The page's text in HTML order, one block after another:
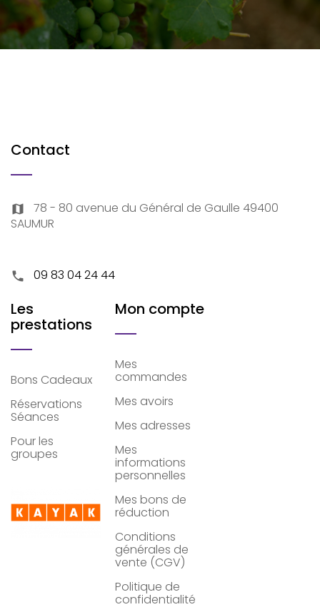
Contact
map
78 - 80 avenue du Général de Gaulle 49400
SAUMUR
phone 09 83 04 24 44
Les
prestations
Bons Cadeaux
Réservations
Séances
Pour les
groupes
Mon compte
Mes
commandes
Mes avoirs
Mes adresses
Mes
informations
personnelles
Mes bons de
réduction
Conditions
générales de
vente (CGV)
Politique de
confidentialité